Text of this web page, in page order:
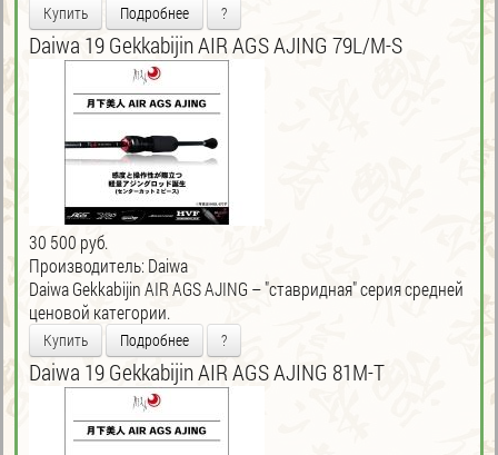
Купить Подробнее ?
Daiwa 19 Gekkabijin AIR AGS AJING 79L/M-S
30 500 руб.
Производитель: Daiwa
Daiwa Gekkabijin AIR AGS AJING – "ставридная" серия средней
ценовой категории.
Купить Подробнее ?
Daiwa 19 Gekkabijin AIR AGS AJING 81M-T